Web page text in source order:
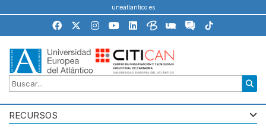
uneatlantico.es
RECURSOS